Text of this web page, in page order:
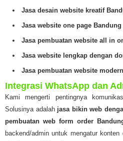
Jasa desain website kreatif
Jasa website one page Bandung
Jasa pembuatan website all in
Jasa website lengkap dengan
Jasa pembuatan website
Integrasi WhatsApp dan
Kami mengerti pentingnya
Solusinya adalah jasa bikin web
pembuatan web form order
backend/admin untuk mengatur konten